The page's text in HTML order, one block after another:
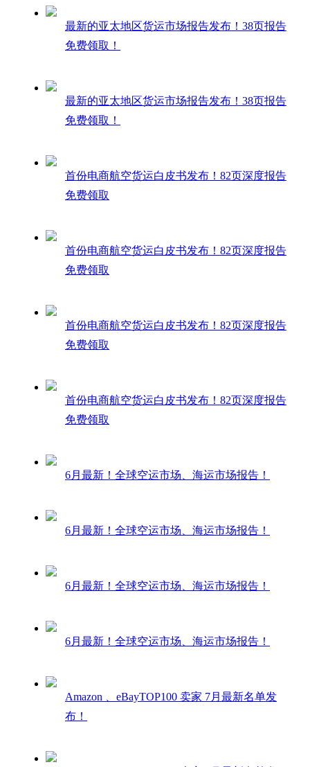
最新的亚太地区货运市场报告发布！38页报告
免费领取！
最新的亚太地区货运市场报告发布！38页报告
免费领取！
首份电商航空货运白皮书发布！82页深度报告
免费领取
首份电商航空货运白皮书发布！82页深度报告
免费领取
首份电商航空货运白皮书发布！82页深度报告
免费领取
首份电商航空货运白皮书发布！82页深度报告
免费领取
6月最新！全球空运市场、海运市场报告！
6月最新！全球空运市场、海运市场报告！
6月最新！全球空运市场、海运市场报告！
6月最新！全球空运市场、海运市场报告！
Amazon 、eBayTOP100 卖家 7月最新名单发
布！